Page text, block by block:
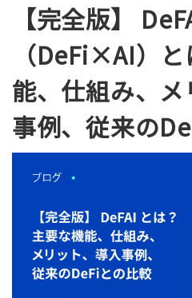
【完全版】
（DeFi×AI）
能、仕組み、
事例、従来の